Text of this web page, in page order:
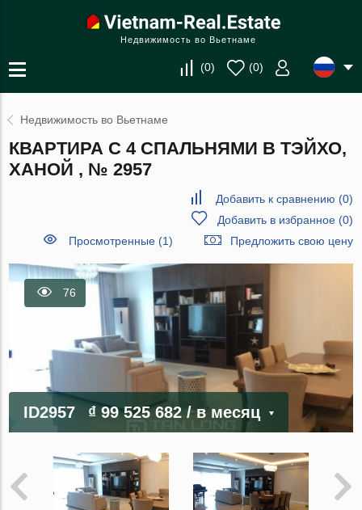
Недвижимость во Вьетнаме
(0) (0)
Недвижимость во Вьетнаме
КВАРТИРА С 4 СПАЛЬНЯМИ В ТЭЙХО,
ХАНОЙ , № 2957
Добавить к сравнению (0)
Добавить в избранное(0)
Просмотренные (1)
Предложить свою цену
76
ID2957 ₫ 99 525 682/ в месяц